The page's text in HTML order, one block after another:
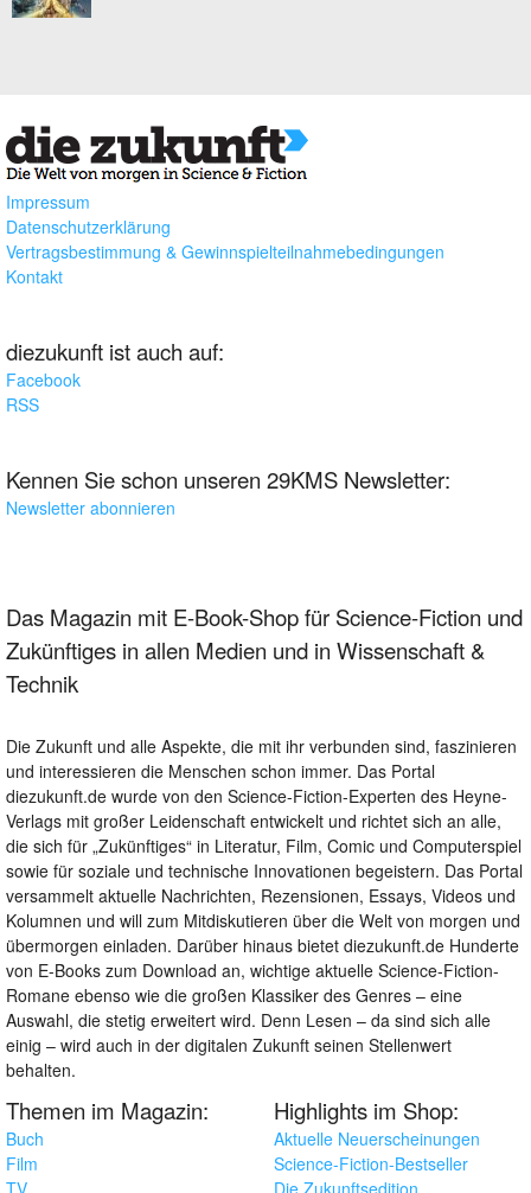
Impressum
Datenschutzerklärung
Vertragsbestimmung & Gewinnspielteilnahmebedingungen
Kontakt
diezukunft ist auch auf:
Facebook
RSS
Kennen Sie schon unseren 29KMS Newsletter:
Newsletter abonnieren
Das Magazin mit E-Book-Shop für Science-Fiction und
Zukünftiges in allen Medien und in Wissenschaft &
Technik
Die Zukunft und alle Aspekte, die mit ihr verbunden sind, faszinieren
und interessieren die Menschen schon immer. Das Portal
diezukunft.de wurde von den Science-Fiction-Experten des Heyne-
Verlags mit großer Leidenschaft entwickelt und richtet sich an alle,
die sich für „Zukünftiges“ in Literatur, Film, Comic und Computerspiel
sowie für soziale und technische Innovationen begeistern. Das Portal
versammelt aktuelle Nachrichten, Rezensionen, Essays, Videos und
Kolumnen und will zum Mitdiskutieren über die Welt von morgen und
übermorgen einladen. Darüber hinaus bietet diezukunft.de Hunderte
von E-Books zum Download an, wichtige aktuelle Science-Fiction-
Romane ebenso wie die großen Klassiker des Genres – eine
Auswahl, die stetig erweitert wird. Denn Lesen – da sind sich alle
einig – wird auch in der digitalen Zukunft seinen Stellenwert
behalten.
Themen im Magazin:
Buch
Film
TV
Highlights im Shop:
Aktuelle Neuerscheinungen
Science-Fiction-Bestseller
Die Zukunftsedition